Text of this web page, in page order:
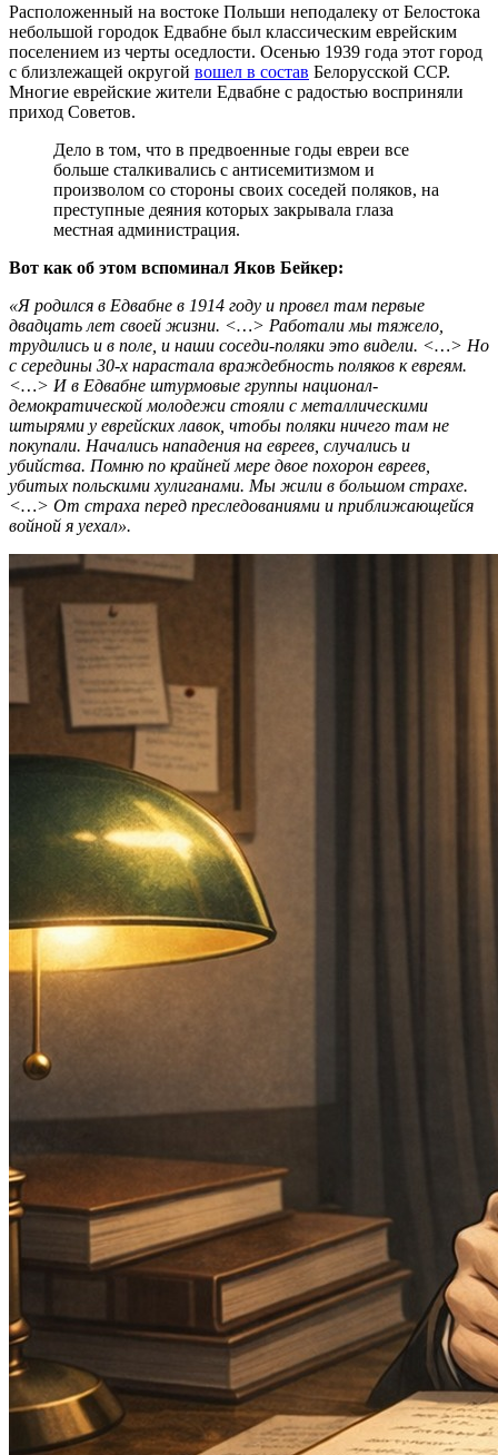
Расположенный на востоке Польши неподалеку от Белостока
небольшой городок Едвабне был классическим еврейским
поселением из черты оседлости. Осенью 1939 года этот город
с близлежащей округой вошел в состав Белорусской ССР.
Многие еврейские жители Едвабне с радостью восприняли
приход Советов.
Дело в том, что в предвоенные годы евреи все
больше сталкивались с антисемитизмом и
произволом со стороны своих соседей поляков, на
преступные деяния которых закрывала глаза
местная администрация.
Вот как об этом вспоминал Яков Бейкер:
«Я родился в Едвабне в 1914 году и провел там первые
двадцать лет своей жизни. <…> Работали мы тяжело,
трудились и в поле, и наши соседи-поляки это видели. <…> Но
с середины 30-х нарастала враждебность поляков к евреям.
<…> И в Едвабне штурмовые группы национал-
демократической молодежи стояли с металлическими
штырями у еврейских лавок, чтобы поляки ничего там не
покупали. Начались нападения на евреев, случались и
убийства. Помню по крайней мере двое похорон евреев,
убитых польскими хулиганами. Мы жили в большом страхе.
<…> От страха перед преследованиями и приближающейся
войной я уехал».